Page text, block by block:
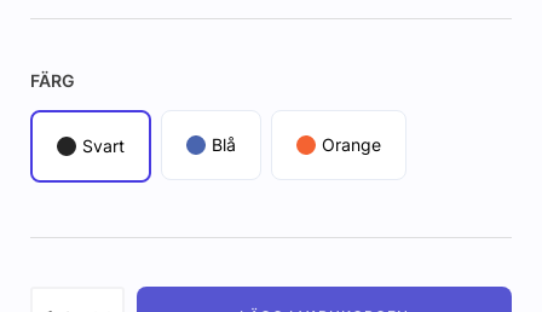
FÄRG
Svart Blå Orange